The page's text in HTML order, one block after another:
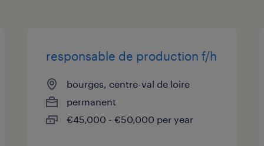
responsable de production f/h
bourges, centre-val de loire
permanent
€45,000 - €50,000 per year